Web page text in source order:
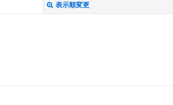
表示順変更